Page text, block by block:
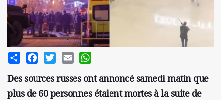
Share FacebookTwitterEmail
Des sources russes ont annoncé samedi matin que
plus de 60 personnes étaient mortes à la suite de